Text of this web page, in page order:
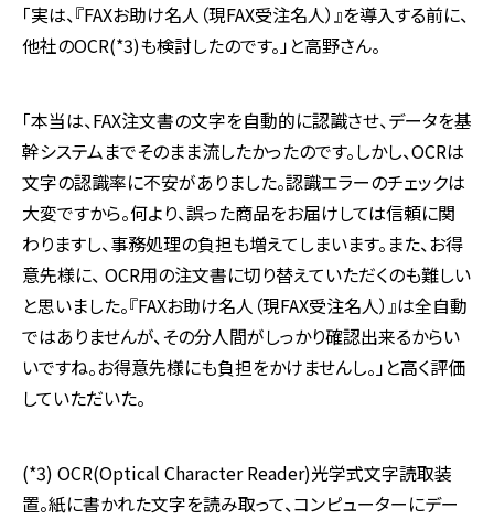
「実は、『FAXお助け名人（現FAX受注名人）』を導入する前に、
他社のOCR(*3)も検討したのです。」と高野さん。
「本当は、FAX注文書の文字を自動的に認識させ、データを基
幹システムまでそのまま流したかったのです。しかし、OCRは
文字の認識率に不安がありました。認識エラーのチェックは
大変ですから。何より、誤った商品をお届けしては信頼に関
わりますし、事務処理の負担も増えてしまいます。また、お得
意先様に、 OCR用の注文書に切り替えていただくのも難しい
と思いました。『FAXお助け名人（現FAX受注名人）』は全自動
ではありませんが、その分人間がしっかり確認出来るからい
いですね。お得意先様にも負担をかけませんし。」と高く評価
していただいた。
(*3) OCR(Optical Character Reader)光学式文字読取装
置。紙に書かれた文字を読み取って、コンピューターにデー